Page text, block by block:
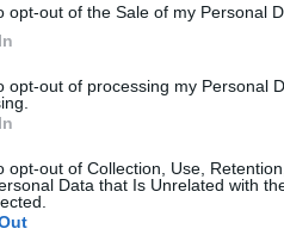
opt-out of the Sale of my Personal
opt-out of processing my Personal
opt-out of Collection, Use,
Data that Is Unrelated with
országnak
és